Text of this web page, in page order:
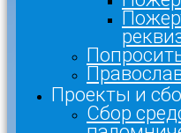
Проекты и
Сбор